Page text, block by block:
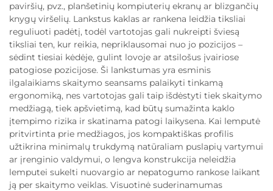
paviršių, pvz., planšetinių kompiuterių ekranų ar blizgančių
knygų viršelių. Lankstus kaklas ar rankena leidžia tiksliai
reguliuoti padėtį, todėl vartotojas gali nukreipti šviesą
tiksliai ten, kur reikia, nepriklausomai nuo jo pozicijos –
sėdint tiesiai kėdėje, gulint lovoje ar atsilošus įvairiose
patogiose pozicijose. Ši lankstumas yra esminis
ilgalaikiams skaitymo seansams palaikyti tinkamą
ergonomiką, nes vartotojas gali taip išdėstyti tiek skaitymo
medžiagą, tiek apšvietimą, kad būtų sumažinta kaklo
įtempimo rizika ir skatinama patogi laikysena. Kai lemputė
pritvirtinta prie medžiagos, jos kompaktiškas profilis
užtikrina minimalų trukdymą natūraliam puslapių vartymui
ar įrenginio valdymui, o lengva konstrukcija neleidžia
lemputei sukelti nuovargio ar nepatogumo rankose laikant
ją per skaitymo veiklas. Visuotinė suderinamumas